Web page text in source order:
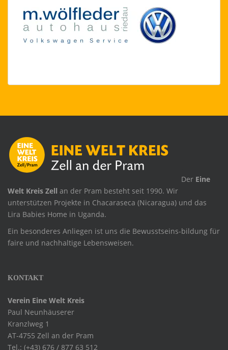
Der Eine
Welt Kreis Zell an der Pram besteht seit 1990. Wir
unterstützen Projekte in Chacaraseca (Nicaragua) und das
Lira Babies Home in Uganda.
Ein besonderes Anliegen ist uns die Bewusstseins-bildung für
faire und nachhaltige Lebensweisen.
KONTAKT
Verein Eine Welt Kreis
Paul Neunhäuserer
Kranzlweg 1
AT-4755 Zell an der Pram
Tel.: (+43) 676 / 877 63 512